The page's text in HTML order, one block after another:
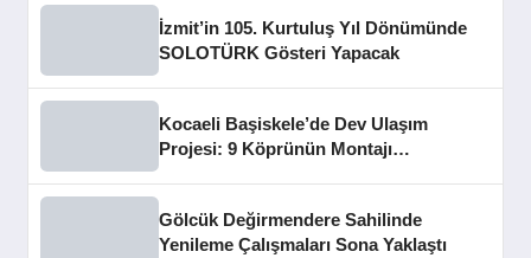
İzmit’in 105. Kurtuluş Yıl Dönümünde
SOLOTÜRK Gösteri Yapacak
Kocaeli Başiskele’de Dev Ulaşım
Projesi: 9 Köprünün Montajı
Gölcük Değirmendere Sahilinde
Yenileme Çalışmaları Sona Yaklaştı